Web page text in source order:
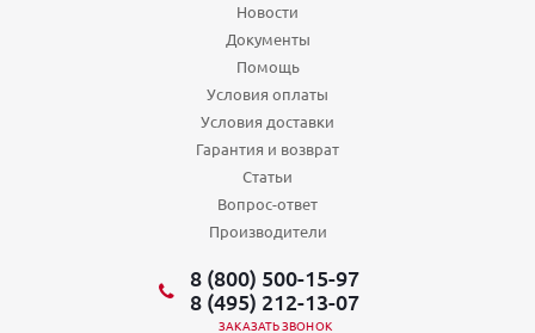
Новости
Документы
Помощь
Условия оплаты
Условия доставки
Гарантия и возврат
Статьи
Вопрос-ответ
Производители
8 (800) 500-15-97
8 (495) 212-13-07
ЗАКАЗАТЬ ЗВОНОК